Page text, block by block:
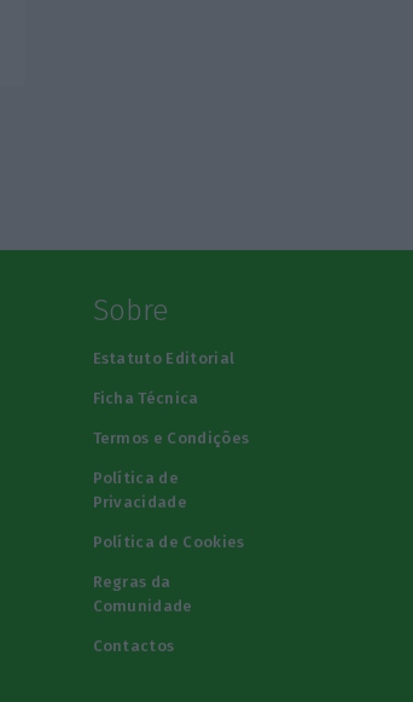
Sobre
Estatuto Editorial
Ficha Técnica
Termos e Condições
Política de
Privacidade
Política de Cookies
Regras da
Comunidade
Contactos